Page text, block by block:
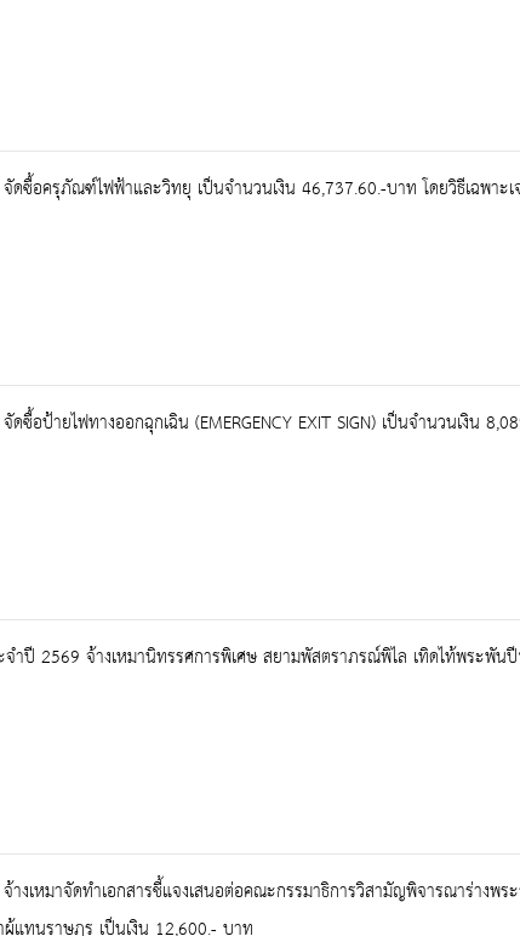
ซื้อครุภัณฑ์ไฟฟ้าและวิทยุ เป็นจำนวนเงิน 46,737.60.-บาท โดยวิธีเฉพาะเ
อป้ายไฟทางออกฉุกเฉิน (EMERGENCY EXIT SIGN) เป็นจำนวนเงิน
ำปี 2569 จ้างเหมานิทรรศการพิเศษ สยามพัสตราภรณ์พิไล เทิดไท้พระพัน
างเหมาจัดทำเอกสารชี้แจงเสนอต่อคณะกรรมาธิการวิสามัญพิจารณาร่างพ